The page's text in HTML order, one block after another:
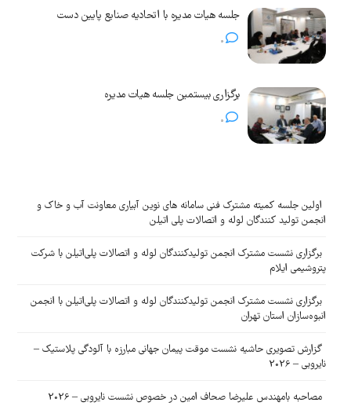
جلسه هیات مدیره با اتحادیه صنایع پایین دست
0
برگزاری بیستمین جلسه هیات مدیره
0
اولین جلسه کمیته مشترک فنی سامانه های نوین آبیاری معاونت آب و خاک و
انجمن تولید کنندگان لوله و اتصالات پلی اتیلن
برگزاری نشست مشترک انجمن تولیدکنندگان لوله و اتصالات پلی‌اتیلن با شرکت
پتروشیمی ایلام
برگزاری نشست مشترک انجمن تولیدکنندگان لوله و اتصالات پلی‌اتیلن با انجمن
انبوه‌سازان استان تهران
گزارش تصویری حاشیه نشست موقت پیمان جهانی مبارزه با آلودگی پلاستیک –
نایروبی – 2026
مصاحبه بامهندس علیرضا صحاف امین در خصوص نشست نایروبی – 2026